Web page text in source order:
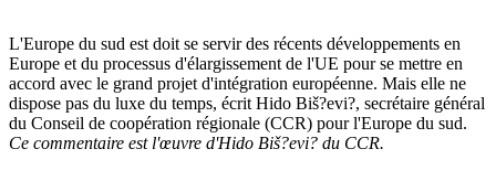
L'Europe du sud est doit se servir des récents développements en
Europe et du processus d'élargissement de l'UE pour se mettre en
accord avec le grand projet d'intégration européenne. Mais elle ne
dispose pas du luxe du temps, écrit Hido Biš?evi?, secrétaire général
du Conseil de coopération régionale (CCR) pour l'Europe du sud.
Ce commentaire est l'œuvre d'Hido Biš?evi? du CCR.